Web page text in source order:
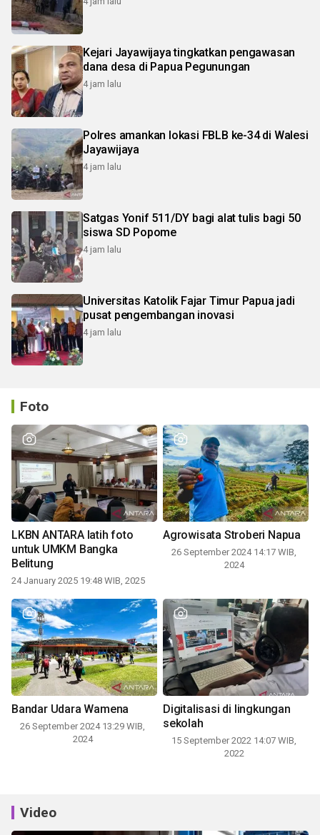
Kejari Jayawijaya tingkatkan pengawasan
dana desa di Papua Pegunungan
4 jam lalu
Polres amankan lokasi FBLB ke-34 di Walesi
Jayawijaya
4 jam lalu
Satgas Yonif 511/DY bagi alat tulis bagi 50
siswa SD Popome
4 jam lalu
Universitas Katolik Fajar Timur Papua jadi
pusat pengembangan inovasi
4 jam lalu
Foto
LKBN ANTARA latih foto
untuk UMKM Bangka
Belitung
24 January 2025 19:48 WIB, 2025
Agrowisata Stroberi Napua
26 September 2024 14:17 WIB,
2024
Bandar Udara Wamena
26 September 2024 13:29 WIB,
2024
Digitalisasi di lingkungan
sekolah
15 September 2022 14:07 WIB,
2022
Video